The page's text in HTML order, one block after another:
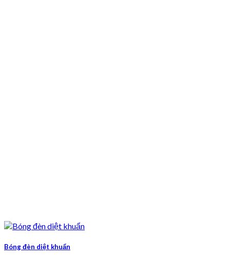
Bóng đèn diệt khuẩn